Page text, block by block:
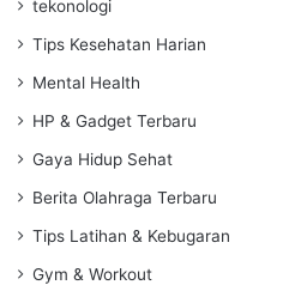
tekonologi
Tips Kesehatan Harian
Mental Health
HP & Gadget Terbaru
Gaya Hidup Sehat
Berita Olahraga Terbaru
Tips Latihan & Kebugaran
Gym & Workout